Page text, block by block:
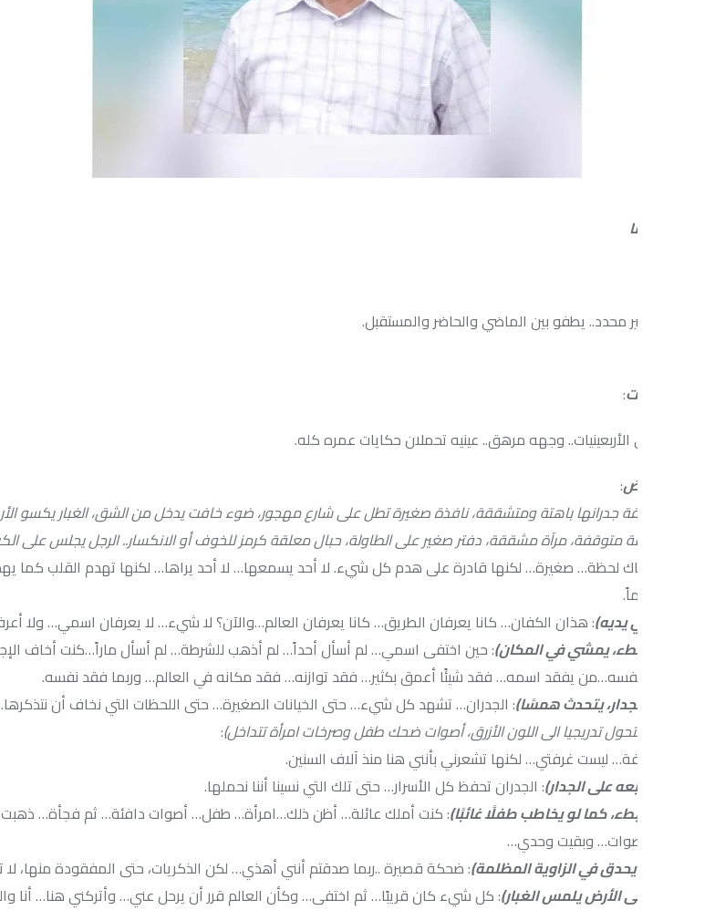
محدد.. يطفو بين الماضي والحاضر والمستقبل.
وجهه مرهق.. عينيه تحملان حكايات عمره كله.
جدرانها باهتة ومتشققة، نافذة صغيرة تطل على شارع مهجور، ضوء خافت يدخل من الشق، الغبار يكسو الأرض، كرسي
متوقفة، مرآة مشققة، دفتر صغير على الطاولة، حبال معلقة كرمز للخوف أو الانكسار.. الرجل يجلس على الكرسي المائل)
لحظة… صغيرة… لكنها قادرة على هدم كل شيء. لا أحد يسمعها… لا أحد يراها… لكنها تهدم القلب كما يهدم صخر صغير
: هذان الكفان… كانا يعرفان الطريق… كانا يعرفان العالم…والآن؟ لا شيء… لا يعرفان اسمي… ولا أعرفهما أنا.
يمشي في المكان): حين اختفى اسمي… لم أسأل أحداً… لم أذهب للشرطة… لم أسأل ماراً…كنت أخاف الإجابة أكثر من
يفقد اسمه… فقد شيئًا أعمق بكثير… فقد توازنه… فقد مكانه في العالم… وربما فقد نفسه.
يتحدث همسًا): الجدران… تشهد كل شيء… حتى الخيانات الصغيرة… حتى اللحظات التي نخاف أن نتذكرها.
تدريجيا الى اللون الأزرق، أصوات ضحك طفل وصرخات امرأة تتداخل):
ليست غرفتي… لكنها تشعرني بأنني هنا منذ آلاف السنين.
على الجدار): الجدران تحفظ كل الأسرار… حتى تلك التي نسينا أننا نحملها.
كما لو يخاطب طفلًا غائبًا): كنت أملك عائلة… أظن ذلك…امرأة… طفل… أصوات دافئة… ثم فجأة… ذهبت كل الوجوه…
وبقيت وحدي…
في الزاوية المظلمة): ضحكة قصيرة ..ربما صدقتم أنني أهذي… لكن الذكريات، حتى المفقودة منها، لا تخدعك.
الأرض يلمس الغبار): كل شيء كان قريبًا… ثم اختفى… وكأن العالم قرر أن يرحل عني… وأتركني هنا… أنا والرائحة الباهتة